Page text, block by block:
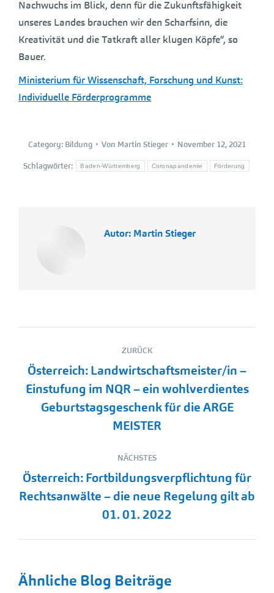
Nachwuchs im Blick, denn für die Zukunftsfähigkeit
unseres Landes brauchen wir den Scharfsinn, die
Kreativität und die Tatkraft aller klugen Köpfe“, so
Bauer.
Ministerium für Wissenschaft, Forschung und Kunst:
Individuelle Förderprogramme
Category: Bildung Von Martin Stieger November 12, 2021
Schlagwörter: Baden-Württemberg Coronapandemie Förderung
Autor: Martin Stieger
Kommentarnavigation
ZURÜCK
Vorheriger
Beitrag:
Österreich: Landwirtschaftsmeister/in –
Einstufung im NQR – ein wohlverdientes
Geburtstagsgeschenk für die ARGE
MEISTER
NÄCHSTES
Nächster
Beitrag:
Österreich: Fortbildungsverpflichtung für
Rechtsanwälte – die neue Regelung gilt ab
01. 01. 2022
Ähnliche Blog Beiträge